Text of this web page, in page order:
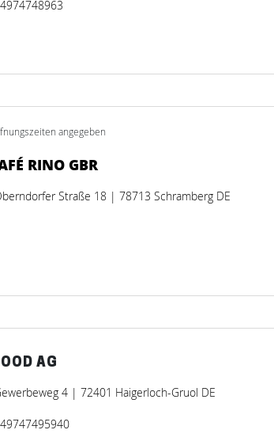
angegeben
RINO GBR
Straße 18 | 78713 Schramberg DE
AG
4 | 72401 Haigerloch-Gruol DE